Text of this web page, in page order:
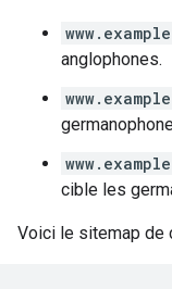
anglophones.
cible les
Voici le sitemap de